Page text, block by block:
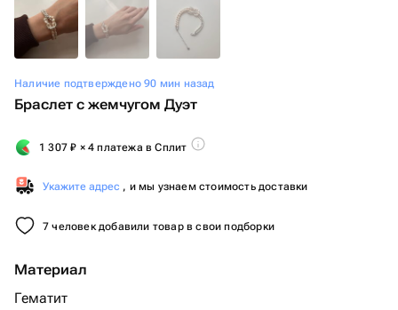
Наличие подтверждено 90 мин назад
Браслет с жемчугом Дуэт
1 307₽ × 4 платежа в Сплит
Укажите адрес , и мы узнаем стоимость доставки
7 человек добавили товар в свои подборки
Материал
Гематит